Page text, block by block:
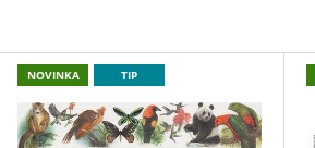
NOVINKA TIP
VZ AR 0197 - KNOTKOVI - SERIE OBOU